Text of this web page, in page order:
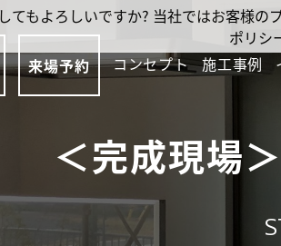
来場予約 コンセプト 施工事例
＜完成現場
てもよろしいですか? 当社ではお客様
ポリシ